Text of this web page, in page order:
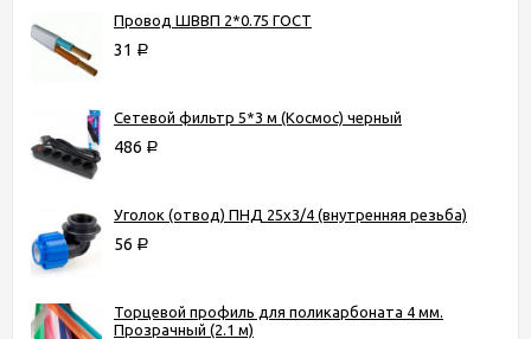
Провод ШВВП 2*0.75 ГОСТ
31 Р
Сетевой фильтр 5*3 м (Космос) черный
486 Р
Уголок (отвод) ПНД 25х3/4 (внутренняя резьба)
56 Р
Торцевой профиль для поликарбоната 4 мм.
Прозрачный (2.1 м)